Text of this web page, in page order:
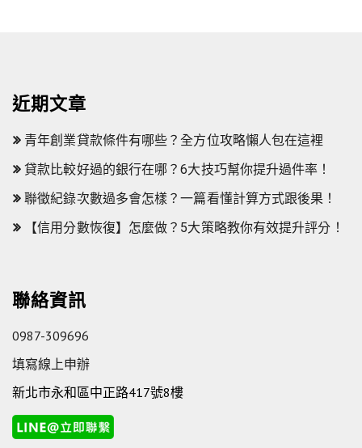
近期文章
青年創業貸款條件有哪些？全方位攻略懶人包在這裡
貸款比較好過的銀行在哪？6大技巧幫你提升過件率！
聯徵紀錄次數過多會怎樣？一篇看懂計算方式跟後果！
【信用分數恢復】怎麼做？5大策略教你有效提升評分！
聯絡資訊
0987-309696
填寫線上申辦
新北市永和區中正路417號8樓